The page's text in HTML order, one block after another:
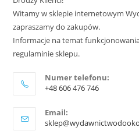
Witamy w sklepie internetowym
zapraszamy do zakupów.
Informacje na temat
regulaminie sklepu.
Numer telefonu:
+48 606 476 746
Email: